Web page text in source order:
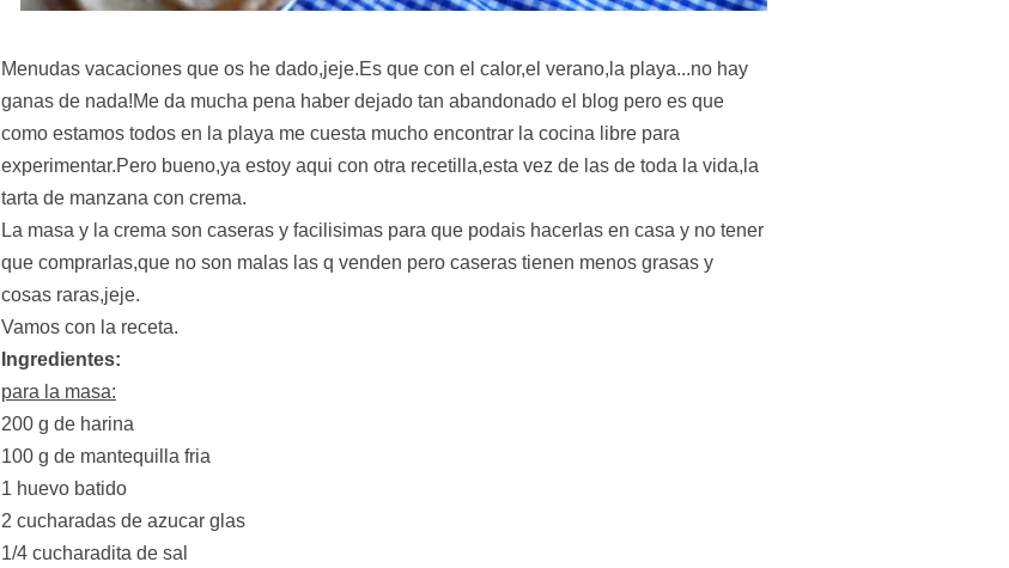
Menudas vacaciones que os he dado,jeje.Es que con el calor,el verano,la playa...no hay
ganas de nada!Me da mucha pena haber dejado tan abandonado el blog pero es que
como estamos todos en la playa me cuesta mucho encontrar la cocina libre para
experimentar.Pero bueno,ya estoy aqui con otra recetilla,esta vez de las de toda la vida,la
tarta de manzana con crema.
La masa y la crema son caseras y facilisimas para que podais hacerlas en casa y no tener
que comprarlas,que no son malas las q venden pero caseras tienen menos grasas y
cosas raras,jeje.
Vamos con la receta.
Ingredientes:
para la masa:
200 g de harina
100 g de mantequilla fria
1 huevo batido
2 cucharadas de azucar glas
1/4 cucharadita de sal